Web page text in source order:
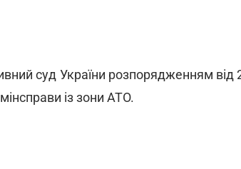
суд України розпорядженням від
із зони АТО.